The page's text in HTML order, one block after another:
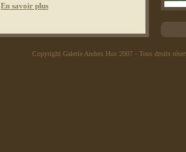
En savoir plus
Copyright Galerie Anders Hus 2007- Tous droits